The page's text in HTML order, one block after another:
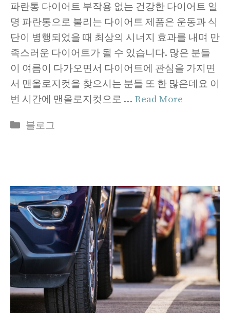
파란통 다이어트 부작용 없는 건강한 다이어트 일
명 파란통으로 불리는 다이어트 제품은 운동과 식
단이 병행되었을 때 최상의 시너지 효과를 내며 만
족스러운 다이어트가 될 수 있습니다. 많은 분들
이 여름이 다가오면서 다이어트에 관심을 가지면
서 맨올로지컷을 찾으시는 분들 또 한 많은데요 이
번 시간에 맨올로지컷으로 … Read More
Categories
블로그